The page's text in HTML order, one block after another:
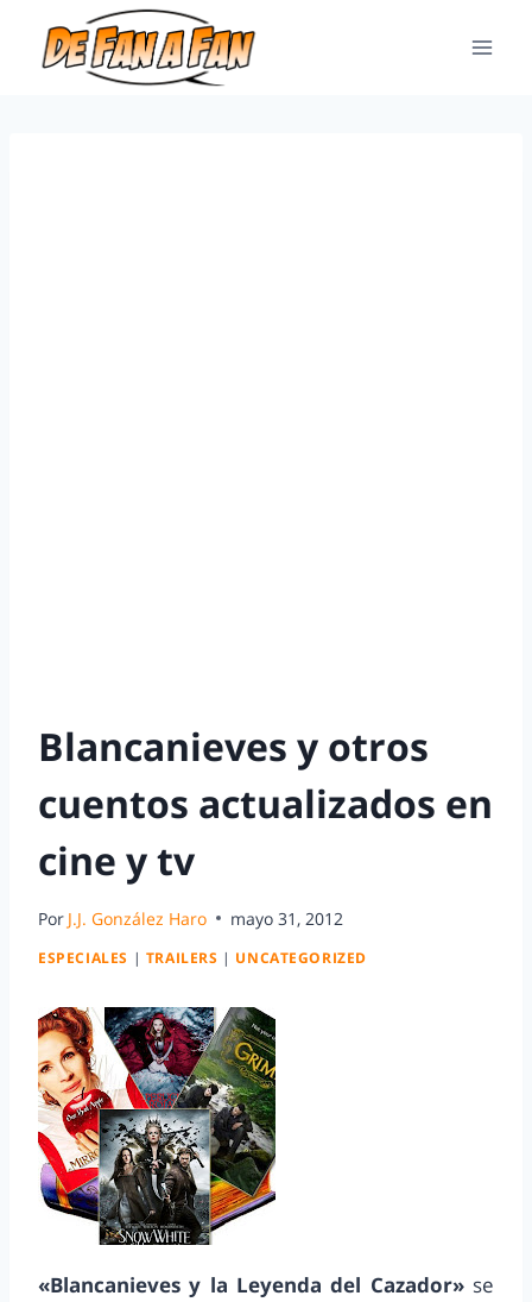
Blancanieves y otros
cuentos actualizados en
cine y tv
Por J.J. González Haro mayo 31, 2012
ESPECIALES | TRAILERS | UNCATEGORIZED
«Blancanieves y la Leyenda del Cazador»se